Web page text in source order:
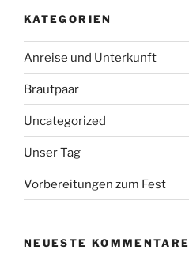
KATEGORIEN
Anreise und Unterkunft
Brautpaar
Uncategorized
Unser Tag
Vorbereitungen zum Fest
NEUESTE KOMMENTARE